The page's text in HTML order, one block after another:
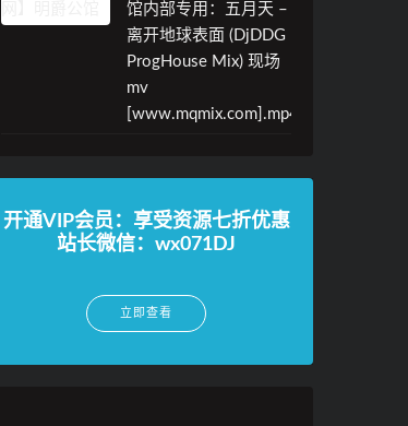
馆内部专用：五月天 –
离开地球表面 (DjDDG
ProgHouse Mix) 现场
mv
[www.mqmix.com].mp4
开通VIP会员：享受资源七折优惠
站长微信：wx071DJ
立即查看